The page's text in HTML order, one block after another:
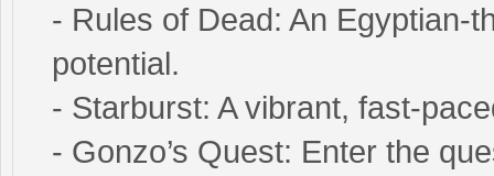
- Rules of Dead: An Egyptian-
potential.
- Starburst: A vibrant, fast-
- Gonzo’s Quest: Enter the